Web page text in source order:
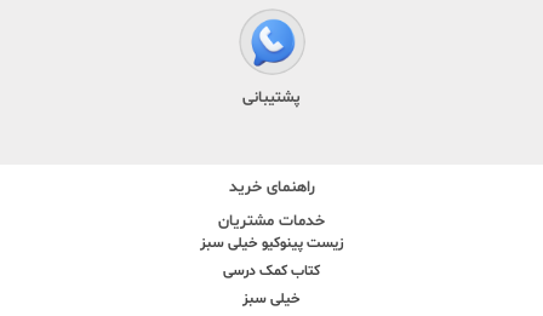
پشتیبانی
راهنمای خرید
خدمات مشتریان
زیست پینوکیو خیلی سبز
کتاب کمک درسی
خیلی سبز